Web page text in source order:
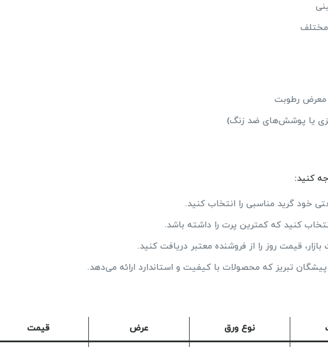
مختلف
معرض رطوبت
یا پوشش‌های ضد زنگ)
کنید:
خود گرید مناسبی را انتخاب کنید.
کنید که کمترین پرت را داشته باشد.
قیمت روز را از فروشنده معتبر دریافت کنید.
تبریز که محصولات با کیفیت و استاندارد ارائه می‌دهد.
نوع ورق عرض قیمت